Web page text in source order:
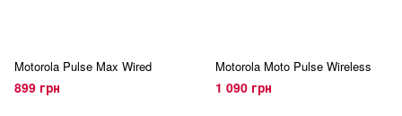
Motorola Pulse Max Wired
899 грн
Motorola Moto Pulse Wireless
1 090 грн